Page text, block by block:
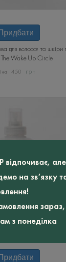
відпочиває,
на зв’язку
з понеділка
Придбати
для волосся та шкіри
Wake Up Circle
450 грн
Придбати